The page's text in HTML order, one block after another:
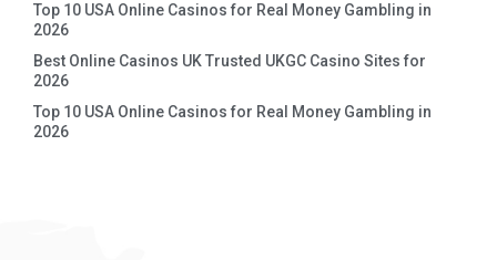
Top 10 USA Online Casinos for Real Money Gambling in
2026
Best Online Casinos UK Trusted UKGC Casino Sites for
2026
Top 10 USA Online Casinos for Real Money Gambling in
2026